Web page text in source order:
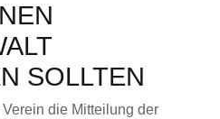
SOLLTEN
die Mitteilung der